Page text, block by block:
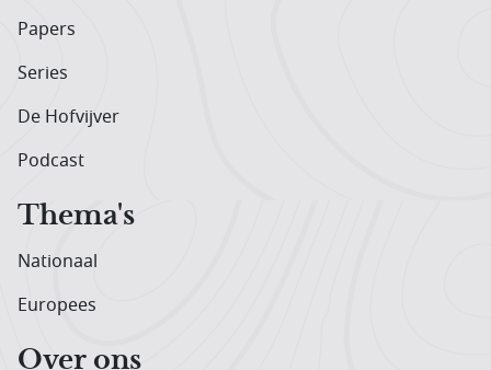
Papers
Series
De Hofvijver
Podcast
Thema's
Nationaal
Europees
Over ons